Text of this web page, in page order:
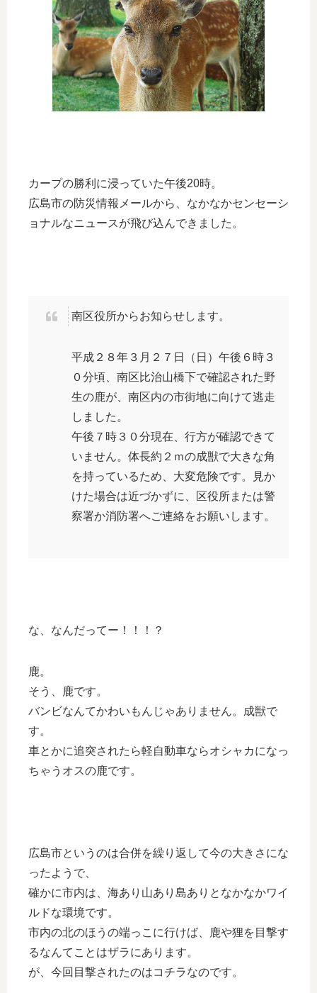
カープの勝利に浸っていた午後20時。
広島市の防災情報メールから、なかなかセンセーシ
ョナルなニュースが飛び込んできました。
南区役所からお知らせします。
平成２８年３月２７日（日）午後６時３
０分頃、南区比治山橋下で確認された野
生の鹿が、南区内の市街地に向けて逃走
しました。
午後７時３０分現在、行方が確認できて
いません。体長約２ｍの成獣で大きな角
を持っているため、大変危険です。見か
けた場合は近づかずに、区役所または警
察署か消防署へご連絡をお願いします。
な、なんだってー！！！？
鹿。
そう、鹿です。
バンビなんてかわいもんじゃありません。成獣で
す。
車とかに追突されたら軽自動車ならオシャカになっ
ちゃうオスの鹿です。
広島市というのは合併を繰り返して今の大きさにな
ったようで、
確かに市内は、海あり山あり島ありとなかなかワイ
ルドな環境です。
市内の北のほうの端っこに行けば、鹿や狸を目撃す
るなんてことはザラにあります。
が、今回目撃されたのはコチラなのです。